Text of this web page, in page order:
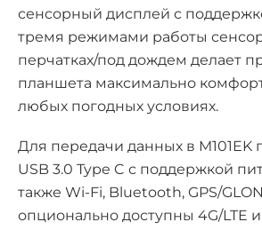
сенсорный дисплей с
тремя режимами работы
перчатках/под дождем делает
планшета максимально
любых погодных условиях.
Для передачи данных в M101EK
USB 3.0 Type C с поддержкой
также Wi-Fi, Bluetooth, GPS/
опционально доступны 4G/LTE и